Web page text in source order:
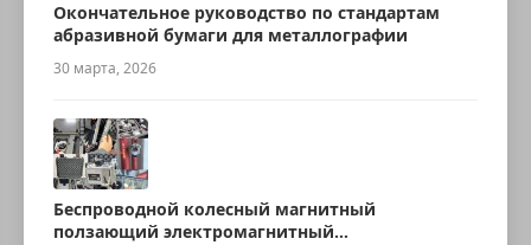
Окончательное руководство по стандартам
абразивной бумаги для металлографии
30 марта, 2026
Беспроводной колесный магнитный
ползающий электромагнитный